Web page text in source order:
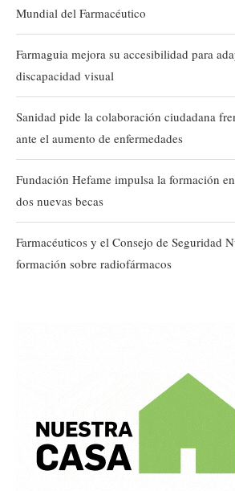
Mundial del Farmacéutico
Farmaguia mejora su accesibilidad para
discapacidad visual
Sanidad pide la colaboración ciudadana
ante el aumento de enfermedades
Fundación Hefame impulsa la formación
dos nuevas becas
Farmacéuticos y el Consejo de Seguridad
formación sobre radiofármacos